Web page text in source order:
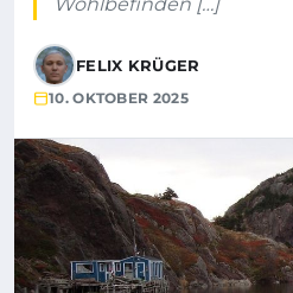
FELIX KRÜGER
10. OKTOBER 2025